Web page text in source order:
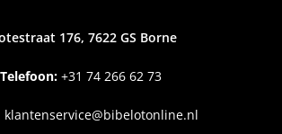
176, 7622 GS Borne
Telefoon:+31 74 266 62 73
klantenservice@bibelotonline.nl